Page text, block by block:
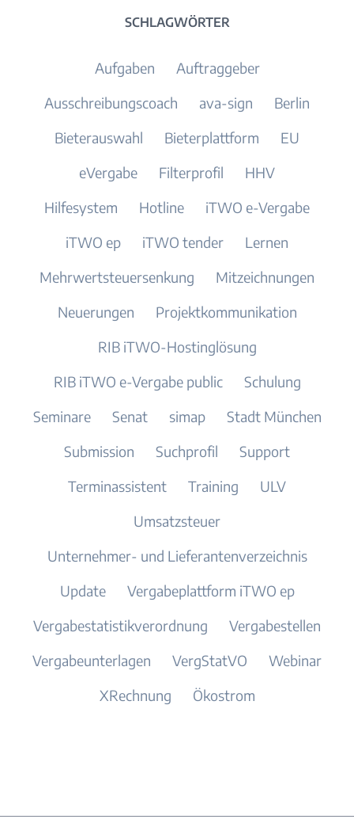
SCHLAGWÖRTER
Aufgaben
Auftraggeber
Ausschreibungscoach
ava-sign
Berlin
Bieterauswahl
Bieterplattform
EU
eVergabe
Filterprofil
HHV
Hilfesystem
Hotline
iTWO e-Vergabe
iTWO ep
iTWO tender
Lernen
Mehrwertsteuersenkung
Mitzeichnungen
Neuerungen
Projektkommunikation
RIB iTWO-Hostinglösung
RIB iTWO e-Vergabe public
Schulung
Seminare
Senat simap
Stadt München
Submission
Suchprofil
Support
Terminassistent
Training
ULV
Umsatzsteuer
Unternehmer- und Lieferantenverzeichnis
Update
Vergabeplattform iTWO ep
Vergabestatistikverordnung
Vergabestellen
Vergabeunterlagen
VergStatVO
Webinar
XRechnung
Ökostrom